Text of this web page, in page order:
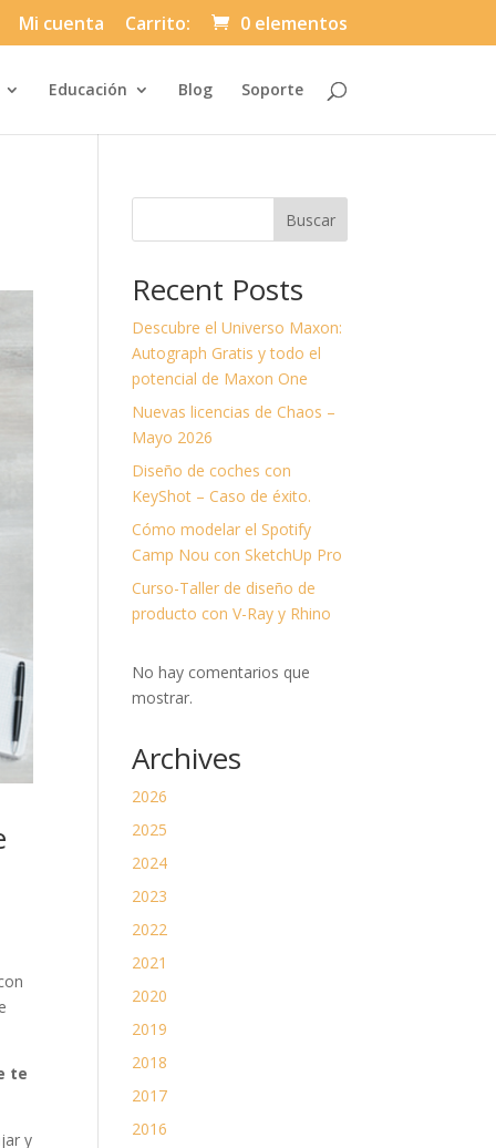
Mi cuenta Carrito: 0 elementos
Educación Automatically
Hierarchic
in
2.1.0
Atakan
Docs:
https://atakanau.blogspot.com/2021/
category-
menu-
wp-
plugin.html
|
Theme:
Divi-
Asuni
Child
Theme
(asuni-
divi-
child)
|
Tema
Divi
(Divi)
Blog Soporte
te
y
Buscar
Recent Posts
Descubre el Universo Maxon:
Autograph Gratis y todo el
potencial de Maxon One
Nuevas licencias de Chaos –
Mayo 2026
Diseño de coches con
KeyShot – Caso de éxito.
Cómo modelar el Spotify
Camp Nou con SketchUp Pro
Curso-Taller de diseño de
producto con V-Ray y Rhino
No hay comentarios que
mostrar.
Archives
2026
2025
2024
2023
2022
2021
2020
2019
2018
2017
2016